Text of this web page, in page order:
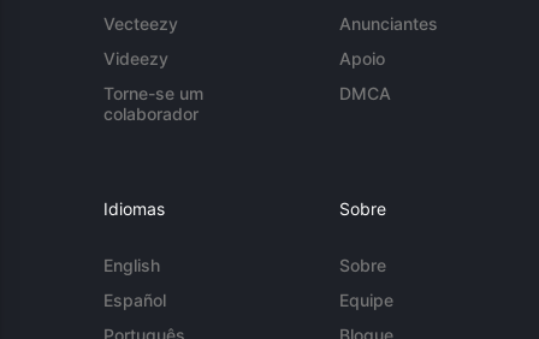
Vecteezy
Videezy
Torne-se um
colaborador
Anunciantes
Apoio
DMCA
Idiomas
English
Español
Português
Sobre
Sobre
Equipe
Blogue